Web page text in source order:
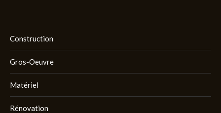
Construction
Gros-Oeuvre
Matériel
Rénovation